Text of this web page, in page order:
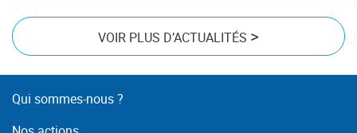
VOIR PLUS D’ACTUALITÉS >
Qui sommes-nous ?